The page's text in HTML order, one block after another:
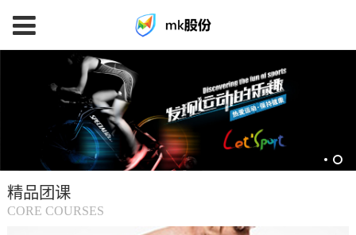
育
(中
精品团课
CORE COURSES